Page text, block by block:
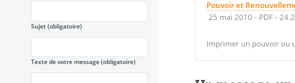
Pouvoir et
25 mai 2010 - PDF -
Imprimer un pouvoir ou
Sujet(obligatoire)
Texte de votre message(obligatoire)